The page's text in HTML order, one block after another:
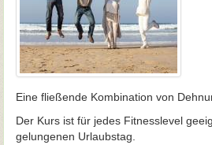
Eine fließende Kombination von
Der Kurs ist für jedes Fitnesslevel
gelungenen Urlaubstag.